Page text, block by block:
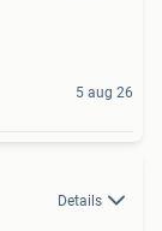
5 aug 26
Details